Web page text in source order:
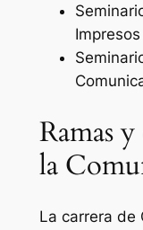
Impresos
Ramas
la
La carrera de